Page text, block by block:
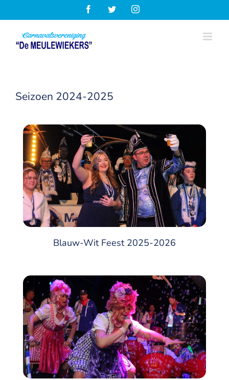
FacebookTwitterInstagram
Seizoen 2024-2025
Blauw-Wit Feest 2025-2026